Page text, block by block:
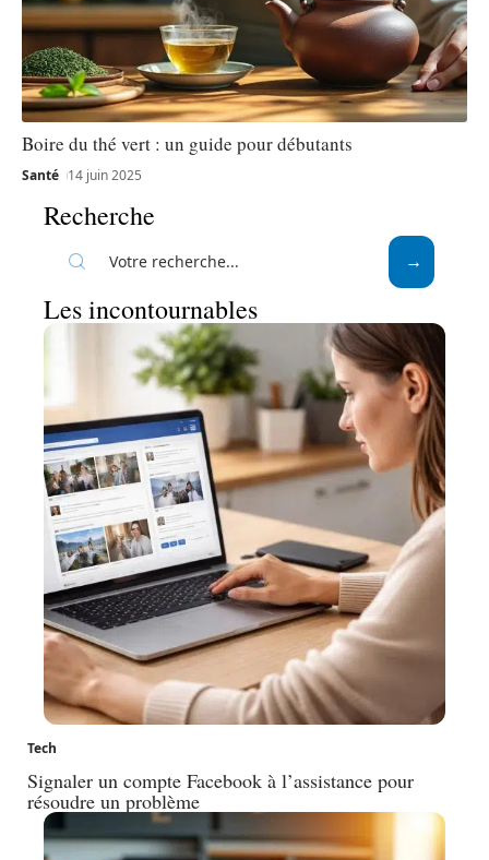
Boire du thé vert : un guide pour débutants
Santé 14 juin 2025
Recherche
Les incontournables
Tech
Signaler un compte Facebook à l’assistance pour
résoudre un problème